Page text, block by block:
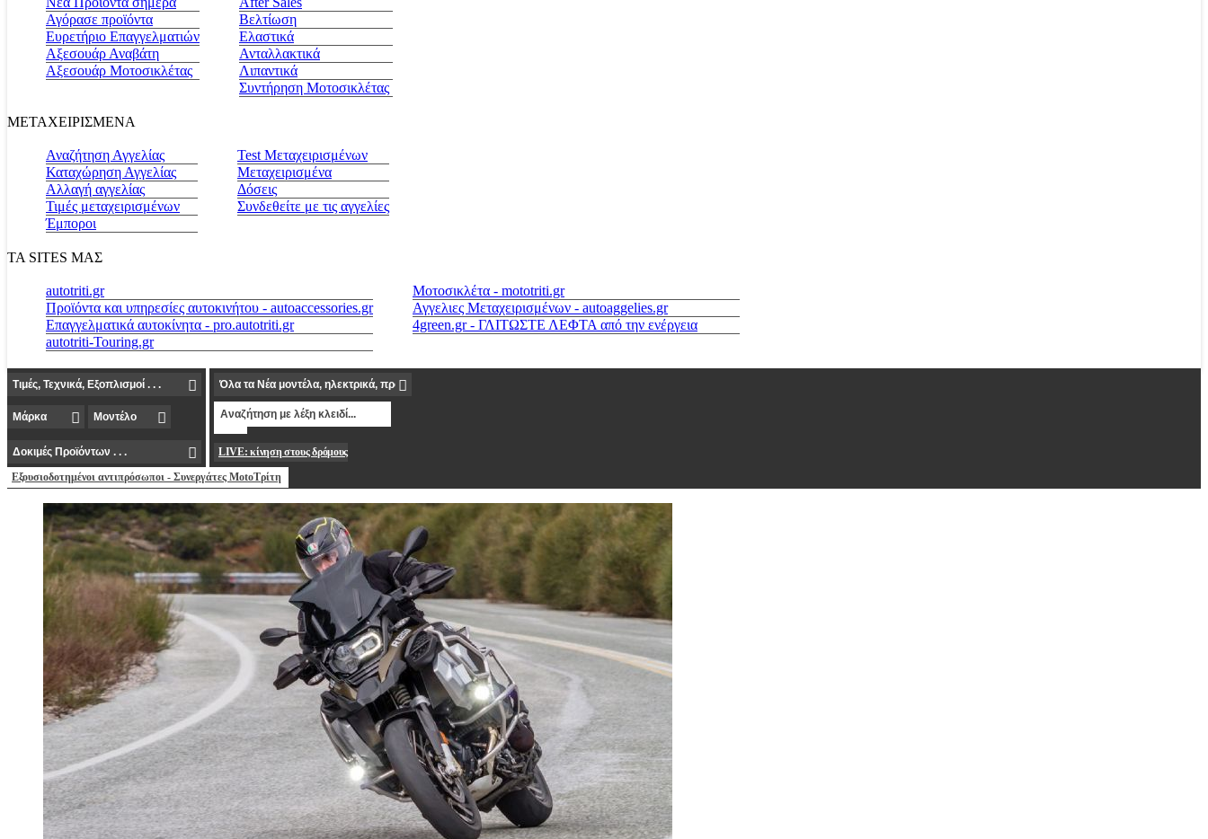
Αγόρασε προϊόντα
Ευρετήριο Επαγγελματιών
Αξεσουάρ Αναβάτη
Αξεσουάρ Μοτοσικλέτας
Βελτίωση
Ελαστικά
Ανταλλακτικά
Λιπαντικά
Συντήρηση Μοτοσικλέτας
ΜΕΤΑΧΕΙΡΙΣΜΕΝΑ
Αναζήτηση Αγγελίας
Καταχώρηση Αγγελίας
Αλλαγή αγγελίας
Τιμές μεταχειρισμένων
Έμποροι
Test Μεταχειρισμένων
Μεταχειρισμένα
Δόσεις
Συνδεθείτε με τις αγγελίες
ΤΑ SITES ΜΑΣ
autotriti.gr
Προϊόντα και υπηρεσίες αυτοκινήτου - autoaccessories.gr
Επαγγελματικά αυτοκίνητα - pro.autotriti.gr
autotriti-Touring.gr
Μοτοσικλέτα - mototriti.gr
Αγγελιες Μεταχειρισμένων - autoaggelies.gr
4green.gr - ΓΛΙΤΩΣΤΕ ΛΕΦΤΑ από την ενέργεια
LIVE: κίνηση στους δρόμους
Εξουσιοδοτημένοι αντιπρόσωποι - Συνεργάτες MotoΤρίτη